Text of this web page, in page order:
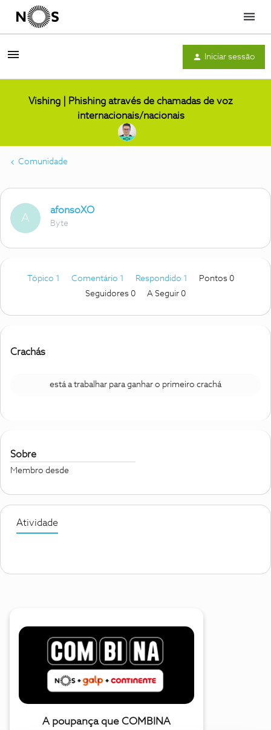
Menu
Iniciar sessão
Vishing | Phishing através de chamadas de voz
internacionais/nacionais
Comunidade
A
afonsoXO
Byte
Tópico 1 Comentário 1 Respondido 1
Pontos 0
Seguidores 0 A Seguir 0
Crachás
está a trabalhar para ganhar o primeiro crachá
Sobre
Membro desde
Atividade
A poupança que COMBINA